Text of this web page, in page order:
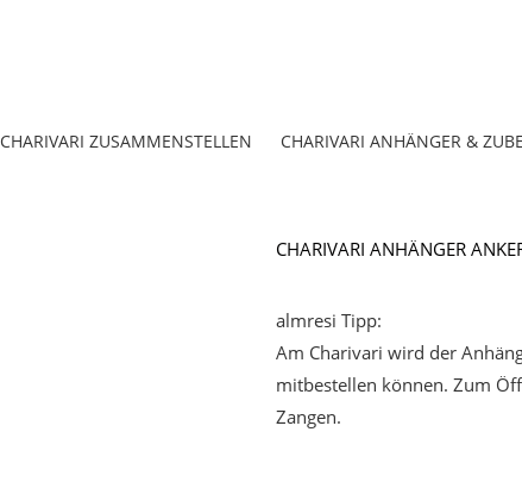
CHARIVARI ZUSAMMENSTELLEN CHARIVARI ANHÄNGER &
CHARIVARI ANHÄNGER
almresi Tipp:
Am Charivari wird der
mitbestellen können. Zum
Zangen.